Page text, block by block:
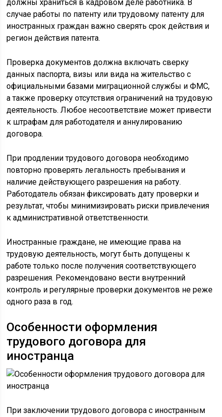
должны храниться в кадровом деле работника. В
случае работы по патенту или трудовому патенту для
иностранных граждан важно сверять срок действия и
регион действия патента.
Проверка документов должна включать сверку
данных паспорта, визы или вида на жительство с
официальными базами миграционной службы и ФМС,
а также проверку отсутствия ограничений на трудовую
деятельность. Любое несоответствие может привести
к штрафам для работодателя и аннулированию
договора.
При продлении трудового договора необходимо
повторно проверять легальность пребывания и
наличие действующего разрешения на работу.
Работодатель обязан фиксировать дату проверки и
результат, чтобы минимизировать риски привлечения
к административной ответственности.
Иностранные граждане, не имеющие права на
трудовую деятельность, могут быть допущены к
работе только после получения соответствующего
разрешения. Рекомендовано вести внутренний
контроль и регулярные проверки документов не реже
одного раза в год.
Особенности оформления
трудового договора для
иностранца
При заключении трудового договора с иностранным